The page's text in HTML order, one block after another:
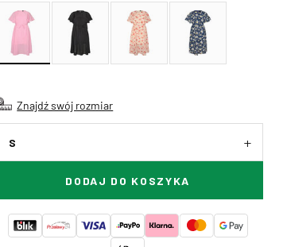
Znajdź swój rozmiar
S
DODAJ DO KOSZYKA